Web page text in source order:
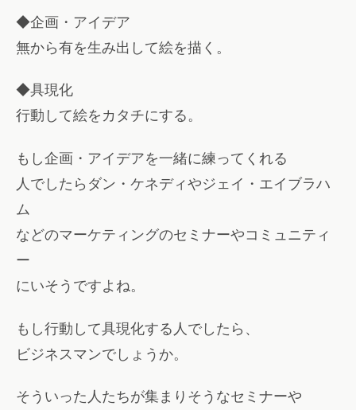
◆企画・アイデア
無から有を生み出して絵を描く。
◆具現化
行動して絵をカタチにする。
もし企画・アイデアを一緒に練ってくれる
人でしたらダン・ケネディやジェイ・エイブラハ
ム
などのマーケティングのセミナーやコミュニティ
ー
にいそうですよね。
もし行動して具現化する人でしたら、
ビジネスマンでしょうか。
そういった人たちが集まりそうなセミナーや